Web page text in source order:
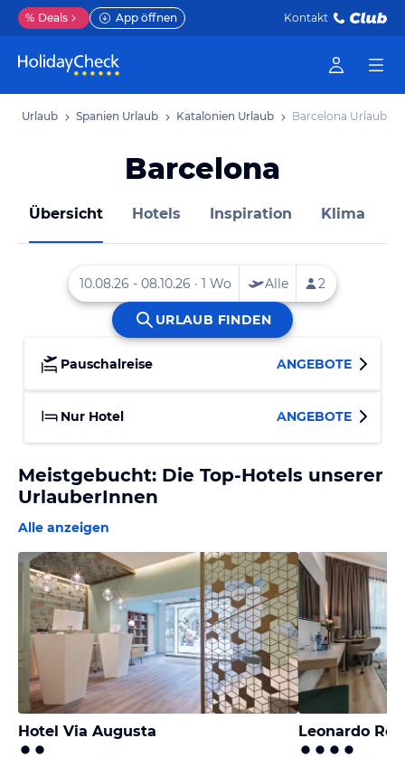
% Deals App öffnen Kontakt
Urlaub Spanien Urlaub Katalonien Urlaub Barcelona Urlaub
Barcelona
Übersicht Hotels Inspiration Klima
Pauschalreise ANGEBOTE
Nur Hotel ANGEBOTE
Meistgebucht: Die Top-Hotels unserer
UrlauberInnen
Alle anzeigen
Hotel Via Augusta Leonardo